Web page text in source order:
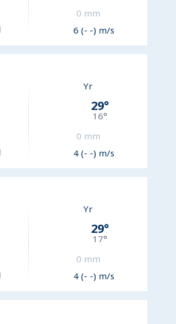
0 mm
6 (- -) m/s
Yr
29°
16°
0 mm
4 (- -) m/s
Yr
29°
17°
0 mm
4 (- -) m/s